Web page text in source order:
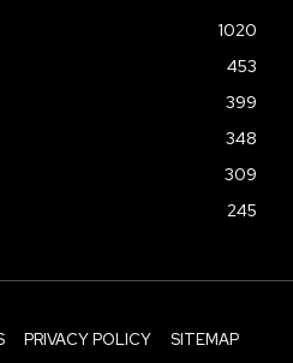
1020
453
399
348
309
245
PRIVACY POLICY SITEMAP